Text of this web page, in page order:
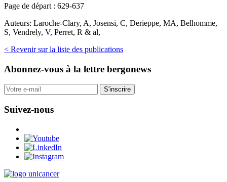
Page de départ : 629-637
Auteurs: Laroche-Clary, A, Josensi, C, Derieppe, MA, Belhomme,
S, Vendrely, V, Perret, R & al,
< Revenir sur la liste des publications
Abonnez-vous à la lettre bergonews
S'inscrire
Suivez-nous